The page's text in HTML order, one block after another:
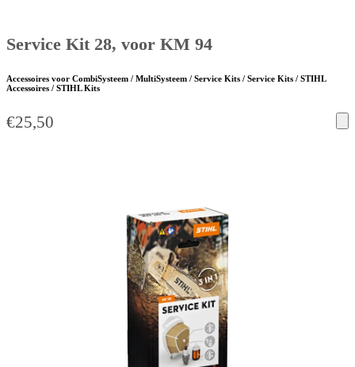
Service Kit 28, voor KM 94
Accessoires voor CombiSysteem / MultiSysteem / Service Kits / Service Kits / STIHL
Accessoires / STIHL Kits
€25,50